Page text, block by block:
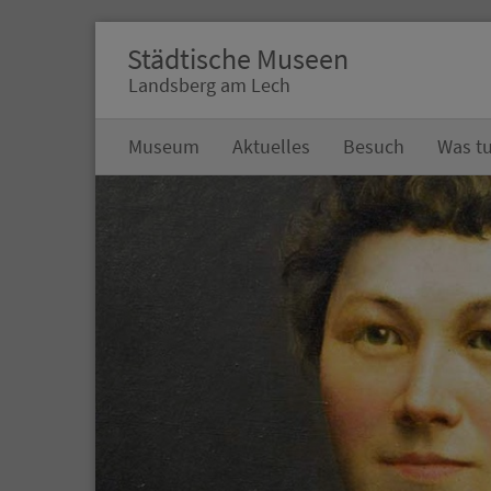
Städtische Museen
Landsberg am Lech
Museum Aktuelles Besuch Was